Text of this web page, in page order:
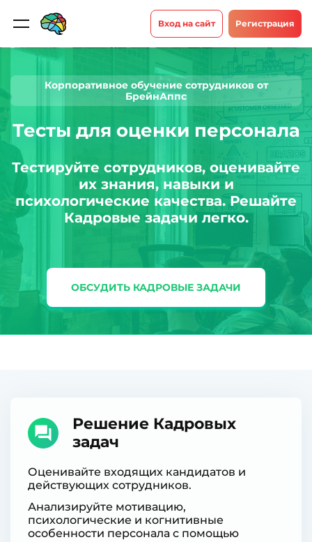
Вход на сайт Регистрация
Корпоративное обучение сотрудников от
БрейнАппс
Тесты для оценки персонала
Тестируйте сотрудников, оценивайте
их знания, навыки и
психологические качества. Решайте
Кадровые задачи легко.
ОБСУДИТЬ КАДРОВЫЕ ЗАДАЧИ
Решение Кадровых
задач
Оценивайте входящих кандидатов и
действующих сотрудников.
Анализируйте мотивацию,
психологические и когнитивные
особенности персонала с помощью